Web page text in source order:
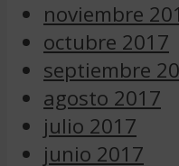
noviembre
octubre 2017
septiembre
agosto 2017
julio 2017
junio 2017